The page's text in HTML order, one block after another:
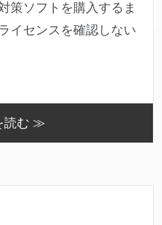
策ソフトを購入するま
イセンスを確認しない
読む ≫